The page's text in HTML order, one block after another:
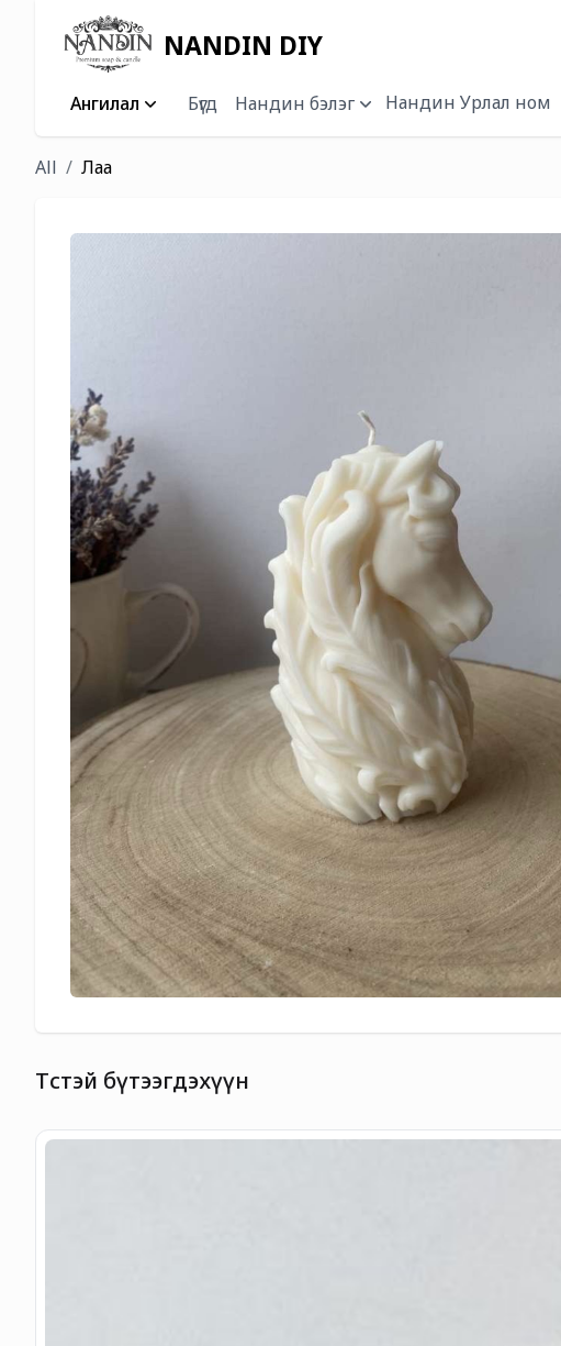
NANDIN DIY
Ангилал Бүгд Нандин бэлэг Нандин Урлал ном
All Лаа
Төстэй бүтээгдэхүүн